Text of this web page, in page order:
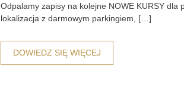
Odpalamy zapisy na kolejne NOWE KURSY
lokalizacja z darmowym parkingiem, […]
DOWIEDZ SIĘ WIĘCEJ